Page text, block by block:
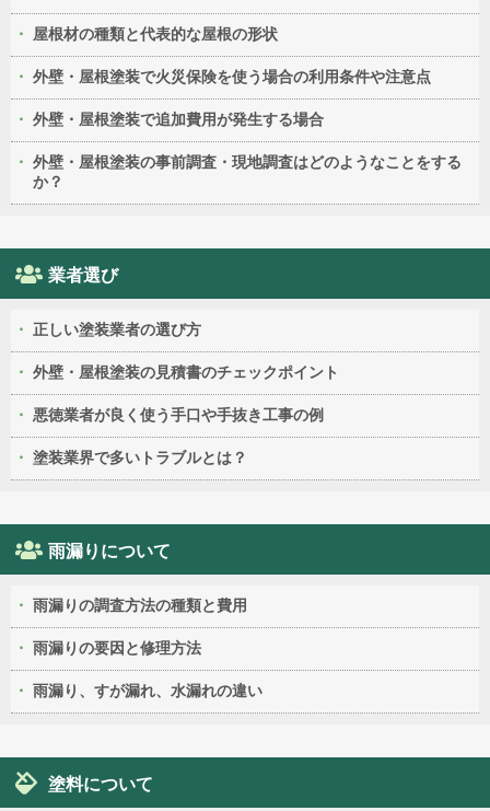
屋根材の種類と代表的な屋根の形状
外壁・屋根塗装で火災保険を使う場合の利用条件や注意点
外壁・屋根塗装で追加費用が発生する場合
外壁・屋根塗装の事前調査・現地調査はどのようなことをする
か？
業者選び
正しい塗装業者の選び方
外壁・屋根塗装の見積書のチェックポイント
悪徳業者が良く使う手口や手抜き工事の例
塗装業界で多いトラブルとは？
雨漏りについて
雨漏りの調査方法の種類と費用
雨漏りの要因と修理方法
雨漏り、すが漏れ、水漏れの違い
塗料について